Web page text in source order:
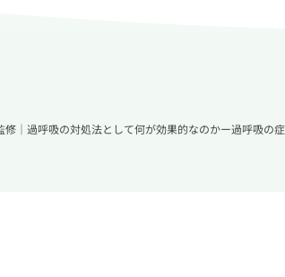
修｜過呼吸の対処法として何が効果的なのかー過呼吸の